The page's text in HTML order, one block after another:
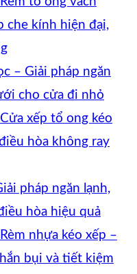
che kính hiện đại,
– Giải pháp ngăn
cho cửa đi nhỏ
xếp tổ ong kéo
hòa không ray
pháp ngăn lạnh,
hòa hiệu quả
nhựa kéo xếp –
bụi và tiết kiệm